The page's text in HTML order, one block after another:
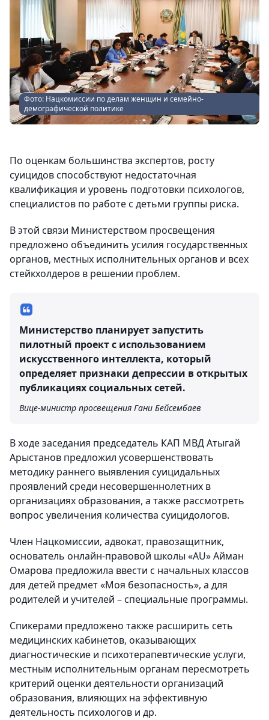
Фото: Нацкомиссии по делам женщин и семейно-
демографической политике
По оценкам большинства экспертов, росту
суицидов способствуют недостаточная
квалификация и уровень подготовки психологов,
специалистов по работе с детьми группы риска.
В этой связи Министерством просвещения
предложено объединить усилия государственных
органов, местных исполнительных органов и всех
стейкхолдеров в решении проблем.
Министерство планирует запустить
пилотный проект с использованием
искусственного интеллекта, который
определяет признаки депрессии в открытых
публикациях социальных сетей.
Вице-министр просвещения Гани Бейсембаев
В ходе заседания председатель КАП МВД Атыгай
Арыстанов предложил усовершенствовать
методику раннего выявления суицидальных
проявлений среди несовершеннолетних в
организациях образования, а также рассмотреть
вопрос увеличения количества суицидологов.
Член Нацкомиссии, адвокат, правозащитник,
основатель онлайн-правовой школы «AU» Айман
Омарова предложила ввести с начальных классов
для детей предмет «Моя безопасность», а для
родителей и учителей – специальные программы.
Спикерами предложено также расширить сеть
медицинских кабинетов, оказывающих
диагностические и психотерапевтические услуги,
местным исполнительным органам пересмотреть
критерий оценки деятельности организаций
образования, влияющих на эффективную
деятельность психологов и др.